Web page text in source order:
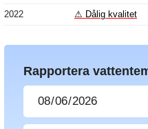
2022 ⚠ Dålig kvalitet
Rapportera